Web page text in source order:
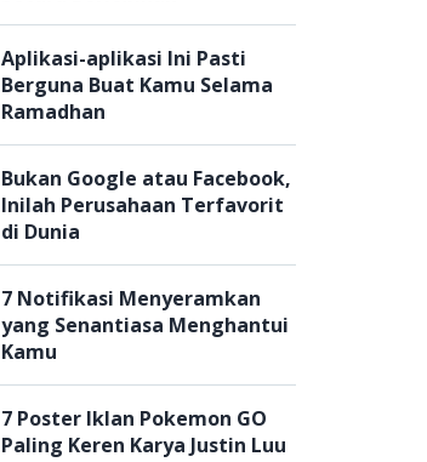
Aplikasi-aplikasi Ini Pasti
Berguna Buat Kamu Selama
Ramadhan
Bukan Google atau Facebook,
Inilah Perusahaan Terfavorit
di Dunia
7 Notifikasi Menyeramkan
yang Senantiasa Menghantui
Kamu
7 Poster Iklan Pokemon GO
Paling Keren Karya Justin Luu